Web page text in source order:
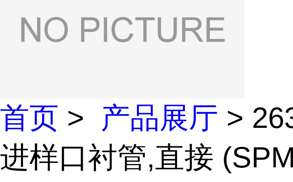
首页 > 产品展厅 >
进样口衬管,直接